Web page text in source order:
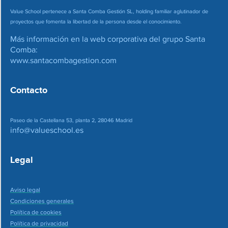
Value School pertenece a Santa Comba Gestión SL, holding familiar aglutinador de
proyectos que fomenta la libertad de la persona desde el conocimiento.
Más información en la web corporativa del grupo Santa
Comba:
www.santacombagestion.com
Contacto
Paseo de la Castellana 53, planta 2, 28046 Madrid
info@valueschool.es
Legal
Aviso legal
Condiciones generales
Política de cookies
Política de privacidad